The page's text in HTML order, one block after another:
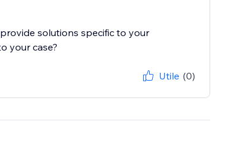
solutions specific to your
your case?
Utile (0)